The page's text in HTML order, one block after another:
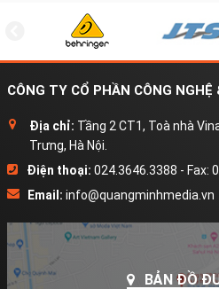
CÔNG TY CỔ PHẦN CÔNG
Địa chỉ: Tầng 2 CT1, Toà nhà
Trưng, Hà Nội.
Điện thoại: 024.3646.3388 - Fax:
Email: info@quangminhmedia.vn
BẢN ĐỒ